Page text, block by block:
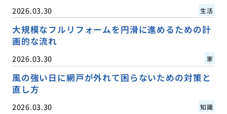
2026.03.30 生活
大規模なフルリフォームを円滑に進めるための計
画的な流れ
2026.03.30 家
風の強い日に網戸が外れて困らないための対策と
直し方
2026.03.30 知識